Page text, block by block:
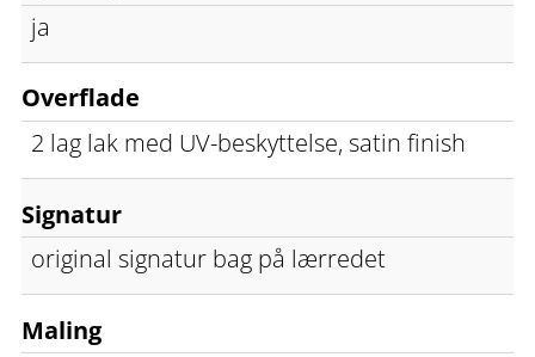
ja
Overflade
2 lag lak med UV-beskyttelse, satin finish
Signatur
original signatur bag på lærredet
Maling